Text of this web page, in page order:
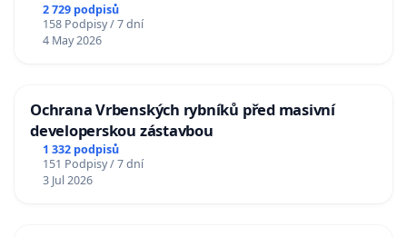
2 729 podpisů
158 Podpisy / 7 dní
4 May 2026
Ochrana Vrbenských rybníků před masivní
developerskou zástavbou
1 332 podpisů
151 Podpisy / 7 dní
3 Jul 2026